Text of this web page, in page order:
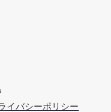
イバシーポリシー